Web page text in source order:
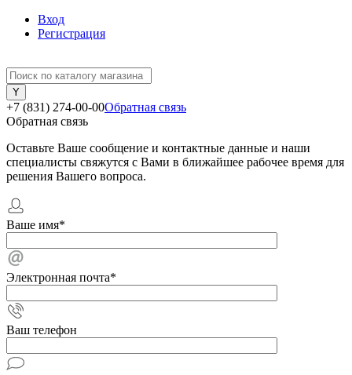
Вход
Регистрация
+7 (831) 274-00-00Обратная связь
Обратная связь
Оставьте Ваше сообщение и контактные данные и наши
специалисты свяжутся с Вами в ближайшее рабочее время для
решения Вашего вопроса.
Ваше имя*
Электронная почта*
Ваш телефон